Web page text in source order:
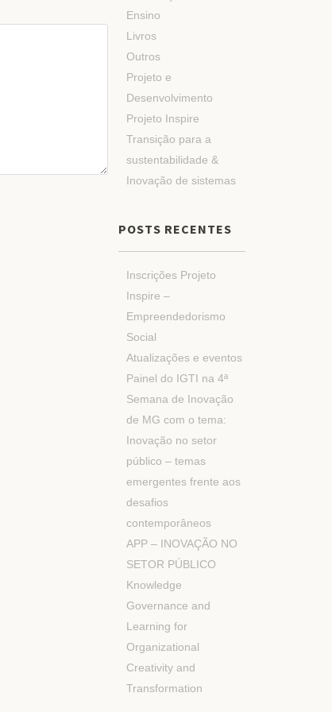
Ensino
Livros
Outros
Projeto e
Desenvolvimento
Projeto Inspire
Transição para a
sustentabilidade &
Inovação de sistemas
POSTS RECENTES
Inscrições Projeto
Inspire –
Empreendedorismo
Social
Atualizações e eventos
Painel do IGTI na 4ª
Semana de Inovação
de MG com o tema:
Inovação no setor
público – temas
emergentes frente aos
desafios
contemporâneos
APP – INOVAÇÃO NO
SETOR PÚBLICO
Knowledge
Governance and
Learning for
Organizational
Creativity and
Transformation